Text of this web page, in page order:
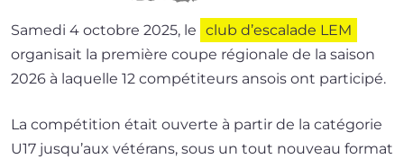
Samedi 4 octobre 2025, le club d’es­ca­lade LEM
orga­ni­sait la pre­mière coupe régio­nale de la sai­son
2026 à laquelle 12 com­pé­ti­teurs ansois ont participé.
La com­pé­ti­tion était ouverte à par­tir de la caté­go­rie
U17 jus­qu’aux vété­rans, sous un tout nou­veau for­mat